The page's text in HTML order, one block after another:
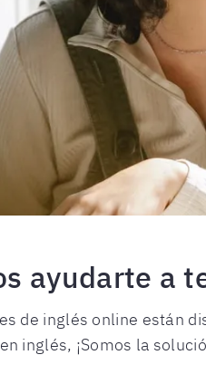
ayudarte a
de inglés online están
inglés, ¡Somos la